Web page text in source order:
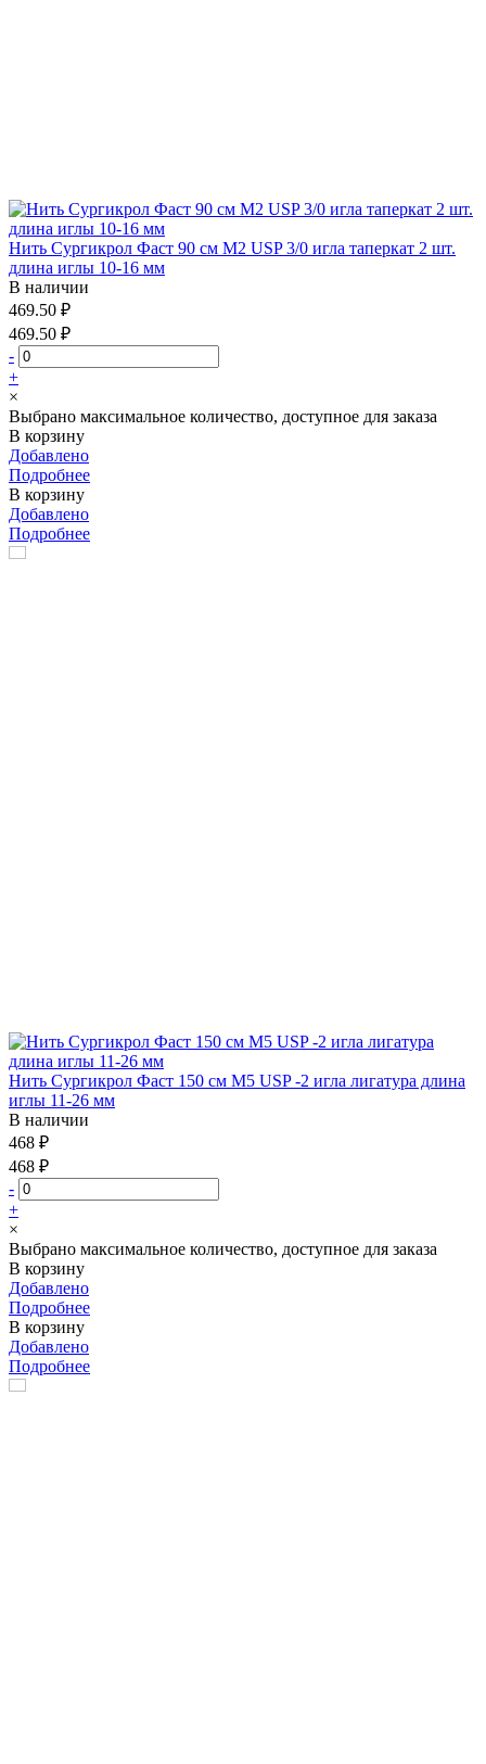
Нить Сургикрол Фаст 90 см М2 USP 3/0 игла таперкат 2 шт.
длина иглы 10-16 мм
В наличии
469.50 ₽
469.50 ₽
-
+
×
Выбрано максимальное количество, доступное для заказа
В корзину
Добавлено
Подробнее
В корзину
Добавлено
Подробнее
Нить Сургикрол Фаст 150 см М5 USP -2 игла лигатура длина
иглы 11-26 мм
В наличии
468 ₽
468 ₽
-
+
×
Выбрано максимальное количество, доступное для заказа
В корзину
Добавлено
Подробнее
В корзину
Добавлено
Подробнее